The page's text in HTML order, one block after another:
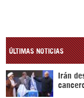
ÚLTIMAS NOTICIAS
Irán